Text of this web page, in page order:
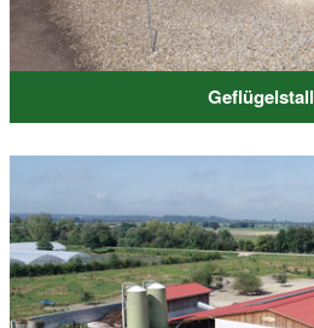
Geflügelstall